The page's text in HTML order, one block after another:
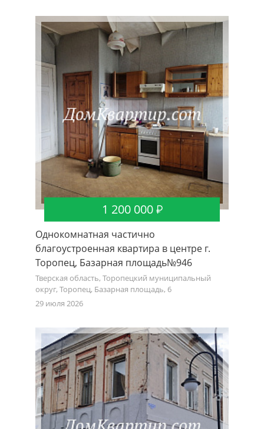
1 200 000
Однокомнатная частично
благоустроенная квартира в центре г.
Торопец, Базарная площадь№946
Тверская область, Торопецкий муниципальный
округ, Торопец, Базарная площадь, 6
29 июля 2026